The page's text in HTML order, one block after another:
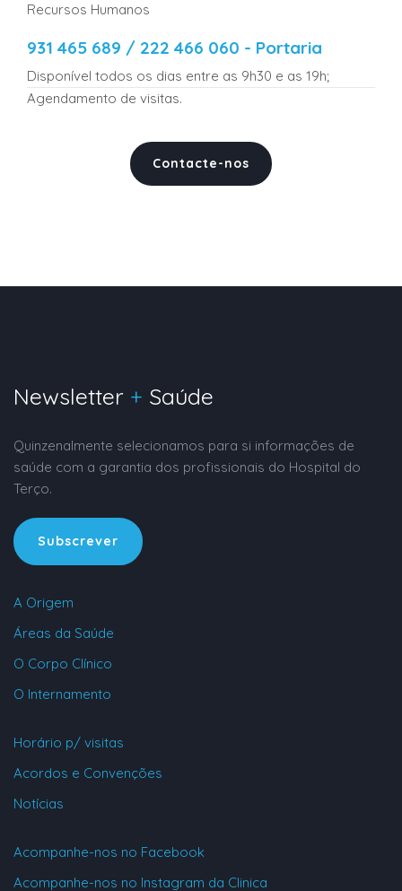
Recursos Humanos
931 465 689 / 222 466 060 - Portaria
Disponível todos os dias entre as 9h30 e as 19h;
Agendamento de visitas.
Contacte-nos
Newsletter + Saúde
Quinzenalmente selecionamos para si informações de
saúde com a garantia dos profissionais do Hospital do
Terço.
Subscrever
A Origem
Áreas da Saúde
O Corpo Clínico
O Internamento
Horário p/ visitas
Acordos e Convenções
Notícias
Acompanhe-nos no Facebook
Acompanhe-nos no Instagram da Clinica